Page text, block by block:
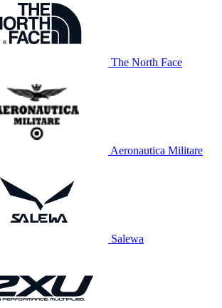
The North Face
Aeronautica Militare
Salewa